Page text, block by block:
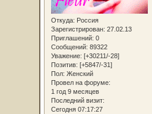
Откуда: Россия
Зарегистрирован: 27.02.13
Приглашений: 0
Сообщений: 89322
Уважение: [+30211/-28]
Позитив: [+5847/-31]
Пол: Женский
Провел на форуме:
1 год 9 месяцев
Последний визит:
Сегодня 07:17:27